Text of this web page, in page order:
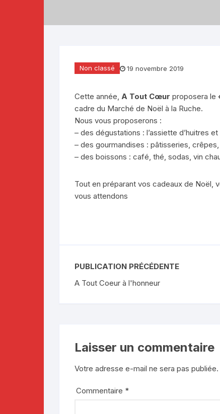
Téléthon 2017
Non classé 19 novembre 2019
Cette année, A Tout Cœur proposera le
cadre du Marché de Noël à la Ruche.
Nous vous proposerons :
– des dégustations : l’assiette d’huitres
– des gourmandises : pâtisseries,
– des boissons : café, thé, sodas, vin
Tout en préparant vos cadeaux de Noël,
vous attendons
PUBLICATION PRÉCÉDENTE
A Tout Coeur à l'honneur
Laisser un commentaire
Votre adresse e-mail ne sera pas publiée.
Commentaire *